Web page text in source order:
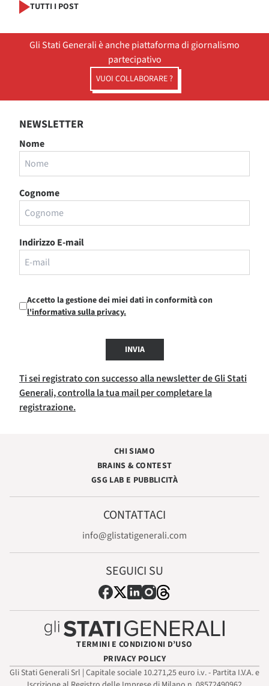
TUTTI I POST
Gli Stati Generali è anche piattaforma di giornalismo
partecipativo
VUOI COLLABORARE ?
NEWSLETTER
Nome
Cognome
Indirizzo E-mail
Accetto la gestione dei miei dati in conformità con
l'informativa sulla privacy.
INVIA
Ti sei registrato con successo alla newsletter de Gli Stati
Generali, controlla la tua mail per completare la
registrazione.
CHI SIAMO
BRAINS & CONTEST
GSG LAB E PUBBLICITÀ
CONTATTACI
info@glistatigenerali.com
SEGUICI SU
TERMINI E CONDIZIONI D’USO
PRIVACY POLICY
Gli Stati Generali Srl | Capitale sociale 10.271,25 euro i.v. - Partita I.V.A. e